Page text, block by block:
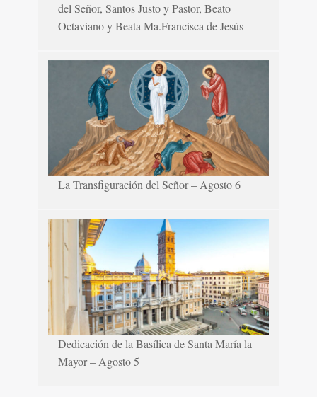
del Señor, Santos Justo y Pastor, Beato
Octaviano y Beata Ma.Francisca de Jesús
La Transfiguración del Señor – Agosto 6
Dedicación de la Basílica de Santa María la
Mayor – Agosto 5